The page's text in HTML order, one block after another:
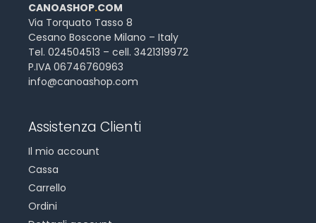
CANOASHOP.COM
Via Torquato Tasso 8
Cesano Boscone Milano – Italy
Tel. 024504513 – cell. 3421319972
P.IVA 06746760963
info@canoashop.com
Assistenza Clienti
Il mio account
Cassa
Carrello
Ordini